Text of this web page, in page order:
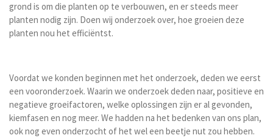
grond is om die planten op te verbouwen, en er steeds meer
planten nodig zijn. Doen wij onderzoek over, hoe groeien deze
planten nou het efficiëntst.
Voordat we konden beginnen met het onderzoek, deden we eerst
een vooronderzoek. Waarin we onderzoek deden naar, positieve en
negatieve groeifactoren, welke oplossingen zijn er al gevonden,
kiemfasen en nog meer. We hadden na het bedenken van ons plan,
ook nog even onderzocht of het wel een beetje nut zou hebben.